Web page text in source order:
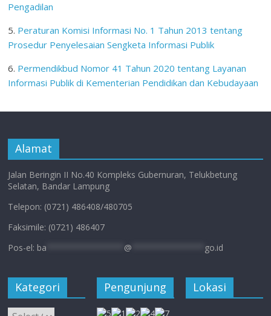
Pengadilan
5. Peraturan Komisi Informasi No. 1 Tahun 2013 tentang
Prosedur Penyelesaian Sengketa Informasi Publik
6. Permendikbud Nomor 41 Tahun 2020 tentang Layanan
Informasi Publik di Kementerian Pendidikan dan Kebudayaan
Alamat
Jalan Beringin II No.40 Kompleks Gubernuran, Telukbetung
Selatan, Bandar Lampung
Telepon: (0721) 486408/480705
Faksimile: (0721) 486407
Pos-el: ba @ go.id
Kategori
Kategori
Pengunjung Lokasi